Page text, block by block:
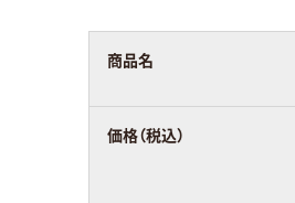
商品名
価格（税込）